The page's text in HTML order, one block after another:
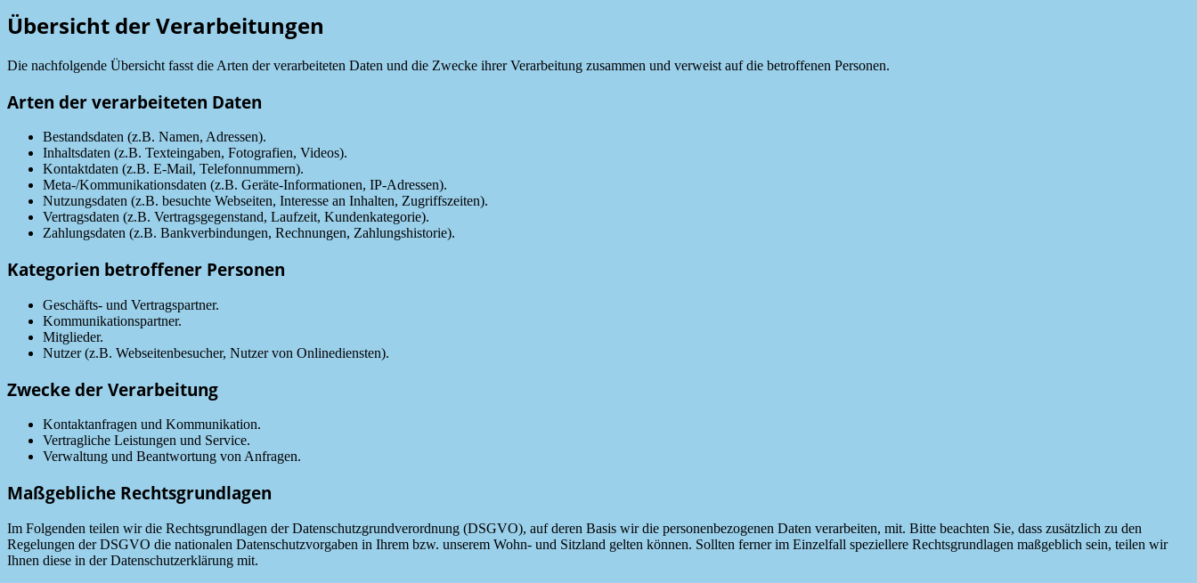
Übersicht der Verarbeitungen
Die nachfolgende Übersicht fasst die Arten der verarbeiteten Daten und die Zwecke ihrer Verarbeitung zusammen und verweist auf die betroffenen Personen.
Arten der verarbeiteten Daten
Bestandsdaten (z.B. Namen, Adressen).
Inhaltsdaten (z.B. Texteingaben, Fotografien, Videos).
Kontaktdaten (z.B. E-Mail, Telefonnummern).
Meta-/Kommunikationsdaten (z.B. Geräte-Informationen, IP-Adressen).
Nutzungsdaten (z.B. besuchte Webseiten, Interesse an Inhalten, Zugriffszeiten).
Vertragsdaten (z.B. Vertragsgegenstand, Laufzeit, Kundenkategorie).
Zahlungsdaten (z.B. Bankverbindungen, Rechnungen, Zahlungshistorie).
Kategorien betroffener Personen
Geschäfts- und Vertragspartner.
Kommunikationspartner.
Mitglieder.
Nutzer (z.B. Webseitenbesucher, Nutzer von Onlinediensten).
Zwecke der Verarbeitung
Kontaktanfragen und Kommunikation.
Vertragliche Leistungen und Service.
Verwaltung und Beantwortung von Anfragen.
Maßgebliche Rechtsgrundlagen
Im Folgenden teilen wir die Rechtsgrundlagen der Datenschutzgrundverordnung (DSGVO), auf deren Basis wir die personenbezogenen Daten verarbeiten, mit. Bitte beachten Sie, dass zusätzlich zu den
Regelungen der DSGVO die nationalen Datenschutzvorgaben in Ihrem bzw. unserem Wohn- und Sitzland gelten können. Sollten ferner im Einzelfall speziellere Rechtsgrundlagen maßgeblich sein, teilen wir
Ihnen diese in der Datenschutzerklärung mit.